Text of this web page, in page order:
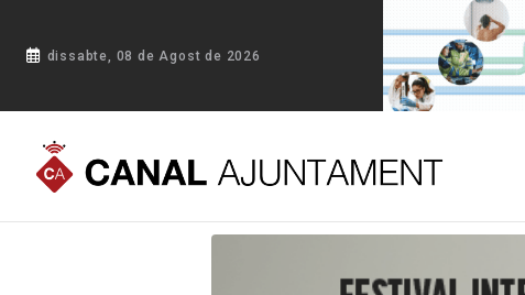
dissabte, 08 de Agost de 2026
Portada Blog Banyoles posa en marxa el servei ‘Suport a